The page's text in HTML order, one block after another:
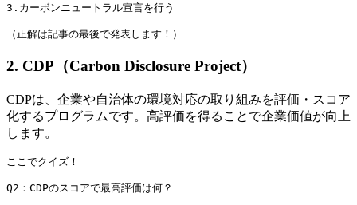
3.カーボンニュートラル宣言を行う
（正解は記事の最後で発表します！）
2. CDP（Carbon Disclosure Project）
CDPは、企業や自治体の環境対応の取り組みを評価・スコア
化するプログラムです。高評価を得ることで企業価値が向上
します。
ここでクイズ！
Q2：CDPのスコアで最高評価は何？